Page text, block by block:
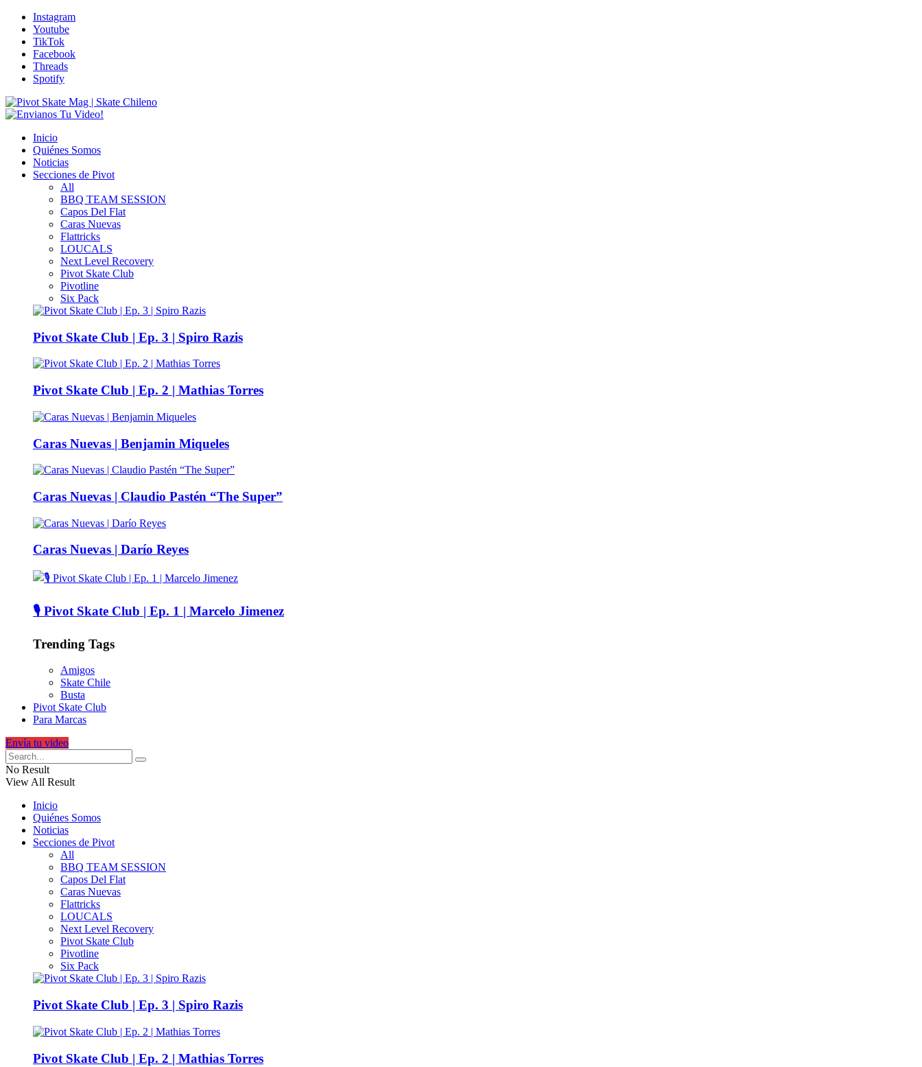
Instagram
Youtube
TikTok
Facebook
Threads
Spotify
Inicio
Quiénes Somos
Noticias
Secciones de Pivot
All
BBQ TEAM SESSION
Capos Del Flat
Caras Nuevas
Flattricks
LOUCALS
Next Level Recovery
Pivot Skate Club
Pivotline
Six Pack
Pivot Skate Club | Ep. 3 | Spiro Razis
Pivot Skate Club | Ep. 2 | Mathias Torres
Caras Nuevas | Benjamin Miqueles
Caras Nuevas | Claudio Pastén “The Super”
Caras Nuevas | Darío Reyes
🎙️ Pivot Skate Club | Ep. 1 | Marcelo Jimenez
Trending Tags
Amigos
Skate Chile
Busta
Pivot Skate Club
Para Marcas
Envía tu video
No Result
View All Result
Inicio
Quiénes Somos
Noticias
Secciones de Pivot
All
BBQ TEAM SESSION
Capos Del Flat
Caras Nuevas
Flattricks
LOUCALS
Next Level Recovery
Pivot Skate Club
Pivotline
Six Pack
Pivot Skate Club | Ep. 3 | Spiro Razis
Pivot Skate Club | Ep. 2 | Mathias Torres